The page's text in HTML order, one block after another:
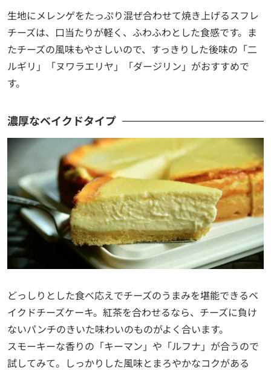
生地にメレンゲをたっぷり混ぜ合わせて焼き上げるスフレ
チーズは、口当たりが軽く、ふわふわとした食感です。ま
たチーズの風味もやさしいので、すっきりした後味の「二
ルギリ」「ヌワラエリヤ」「ダージリン」がおすすめで
す。
濃厚なベイクドタイプ
どっしりとした食べ応えでチーズのうまみを堪能できるベ
イクドチーズケーキ。紅茶を合わせるなら、チーズに負け
ないパンチのきいた味わいのものがよく合います。
スモーキーな香りの「キーマン」や「ルフナ」が合うので
試してみて。しっかりした風味とまろやかなコクがある